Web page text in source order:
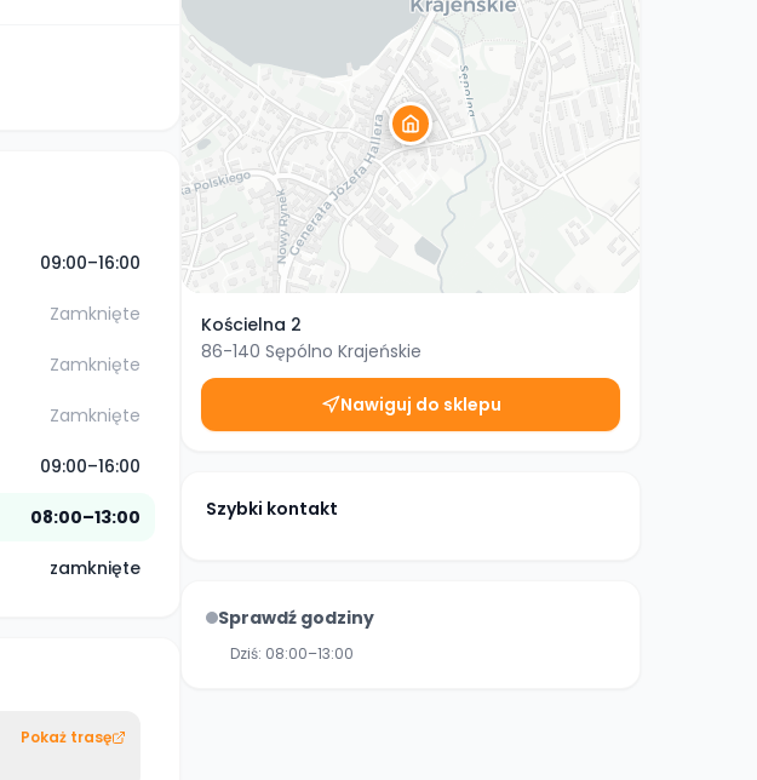
09:00–16:00
Zamknięte
Zamknięte
Zamknięte
09:00–16:00
08:00–13:00
zamknięte
Pokaż trasę
Kościelna 2
86-140 Sępólno Krajeńskie
Nawiguj do sklepu
Szybki kontakt
Sprawdź godziny
Dziś: 08:00–13:00